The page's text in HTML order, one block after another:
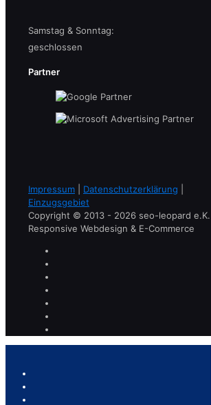
Samstag & Sonntag:
geschlossen
Partner
Impressum Datenschutzerklärung
Einzugsgebiet
Copyright © 2013 - 2026 seo-leopard e.K. |
Responsive Webdesign & E-Commerce